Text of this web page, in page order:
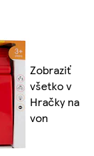
Zobraziť
všetko v
Hračky na
von